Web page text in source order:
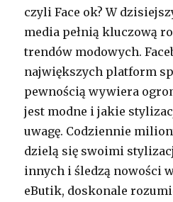
czyli Face ok? W
media pełnią kluczową
trendów modowych.
największych platform
pewnością wywiera
jest modne i jakie
uwagę. Codziennie
dzielą się swoimi
innych i śledzą nowości
eButik, doskonale